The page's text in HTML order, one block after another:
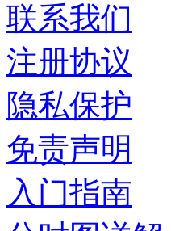
联系我们
注册协议
隐私保护
免责声明
入门指南